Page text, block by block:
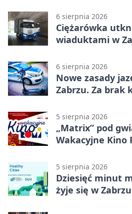
6 sierpnia 2026
Ciężarówka
wiaduktami w
6 sierpnia 2026
Nowe zasady
Zabrzu. Za brak
5 sierpnia 2026
„Matrix” pod
Wakacyjne Kino
5 sierpnia 2026
Dziesięć minut
żyje się w Zabrzu